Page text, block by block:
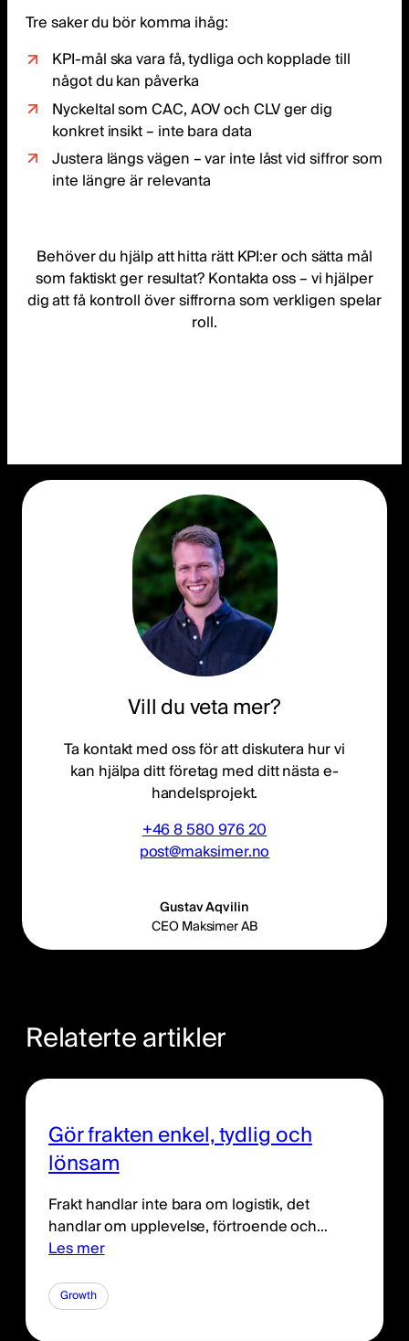
Tre saker du bör komma ihåg:
KPI-mål ska vara få, tydliga och kopplade till
något du kan påverka
Nyckeltal som CAC, AOV och CLV ger dig
konkret insikt – inte bara data
Justera längs vägen – var inte låst vid siffror som
inte längre är relevanta
Behöver du hjälp att hitta rätt KPI:er och sätta mål
som faktiskt ger resultat? Kontakta oss – vi hjälper
dig att få kontroll över siffrorna som verkligen spelar
roll.
Vill du veta mer?
Ta kontakt med oss för att diskutera hur vi
kan hjälpa ditt företag med ditt nästa e-
handelsprojekt.
+46 8 580 976 20
post@maksimer.no
Gustav Aqvilin
CEO Maksimer AB
Relaterte artikler
Gör frakten enkel, tydlig och
lönsam
Frakt handlar inte bara om logistik, det
handlar om upplevelse, förtroende och…
Les mer
Growth